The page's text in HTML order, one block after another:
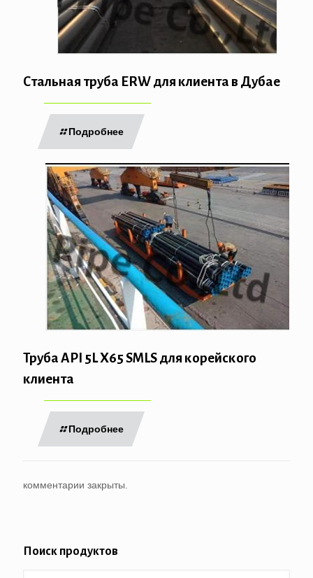
Стальная труба ERW для клиента в Дубае
Подробнее
Труба API 5L X65 SMLS для корейского
клиента
Подробнее
комментарии закрыты.
Поиск продуктов